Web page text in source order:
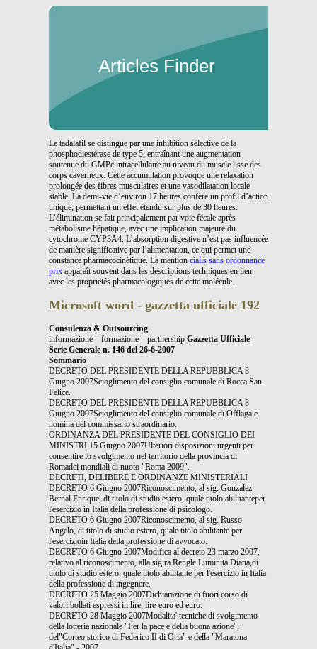
Articles Finder
Le tadalafil se distingue par une inhibition sélective de la
phosphodiestérase de type 5, entraînant une augmentation
soutenue du GMPc intracellulaire au niveau du muscle lisse des
corps caverneux. Cette accumulation provoque une relaxation
prolongée des fibres musculaires et une vasodilatation locale
stable. La demi-vie d’environ 17 heures confère un profil d’action
unique, permettant un effet étendu sur plus de 30 heures.
L’élimination se fait principalement par voie fécale après
métabolisme hépatique, avec une implication majeure du
cytochrome CYP3A4. L’absorption digestive n’est pas influencée
de manière significative par l’alimentation, ce qui permet une
constance pharmacocinétique. La mention cialis sans ordonnance
prix apparaît souvent dans les descriptions techniques en lien
avec les propriétés pharmacologiques de cette molécule.
Microsoft word - gazzetta ufficiale 192
Consulenza & Outsourcing
informazione – formazione – partnership Gazzetta Ufficiale -
Serie Generale n. 146 del 26-6-2007
Sommario
DECRETO DEL PRESIDENTE DELLA REPUBBLICA 8
Giugno 2007Scioglimento del consiglio comunale di Rocca San
Felice.
DECRETO DEL PRESIDENTE DELLA REPUBBLICA 8
Giugno 2007Scioglimento del consiglio comunale di Offlaga e
nomina del commissario straordinario.
ORDINANZA DEL PRESIDENTE DEL CONSIGLIO DEI
MINISTRI 15 Giugno 2007Ulteriori disposizioni urgenti per
consentire lo svolgimento nel territorio della provincia di
Romadei mondiali di nuoto "Roma 2009".
DECRETI, DELIBERE E ORDINANZE MINISTERIALI
DECRETO 6 Giugno 2007Riconoscimento, al sig. Gonzalez
Bernal Enrique, di titolo di studio estero, quale titolo abilitanteper
l'esercizio in Italia della professione di psicologo.
DECRETO 6 Giugno 2007Riconoscimento, al sig. Russo
Angelo, di titolo di studio estero, quale titolo abilitante per
l'esercizioin Italia della professione di avvocato.
DECRETO 6 Giugno 2007Modifica al decreto 23 marzo 2007,
relativo al riconoscimento, alla sig.ra Rengle Luminita Diana,di
titolo di studio estero, quale titolo abilitante per l'esercizio in Italia
della professione di ingegnere.
DECRETO 25 Maggio 2007Dichiarazione di fuori corso di
valori bollati espressi in lire, lire-euro ed euro.
DECRETO 28 Maggio 2007Modalita' tecniche di svolgimento
della lotteria nazionale "Per la pace e della buona azione",
del"Corteo storico di Federico II di Oria" e della "Maratona